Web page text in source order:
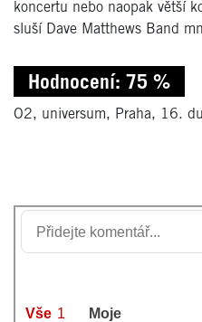
koncertu nebo naopak větší
sluší Dave Matthews Band
Hodnocení: 75 %
O2, universum, Praha, 16.